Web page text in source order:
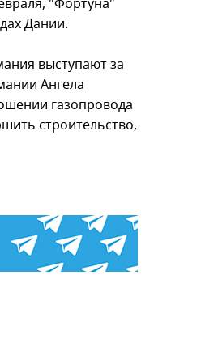
"Фортуна"
Дании.
выступают за
Ангела
газопровода
строительство,